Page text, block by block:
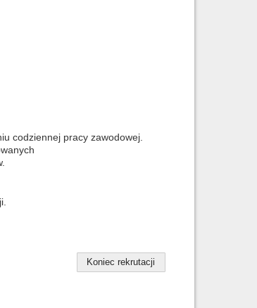
codziennej pracy zawodowej.
Koniec rekrutacji